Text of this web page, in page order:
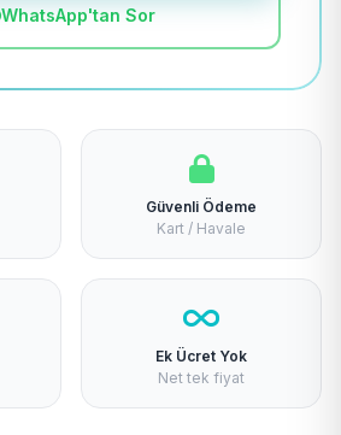
WhatsApp'tan Sor
Güvenli Ödeme
Kart / Havale
Ek Ücret Yok
Net tek fiyat